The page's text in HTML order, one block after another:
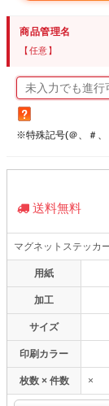
商品管理名
【任意】
※特殊記号(＠、＃、
マグネットステッカ
用紙
加工
サイズ
印刷カラー
枚数 × 件数 ×
送料無料